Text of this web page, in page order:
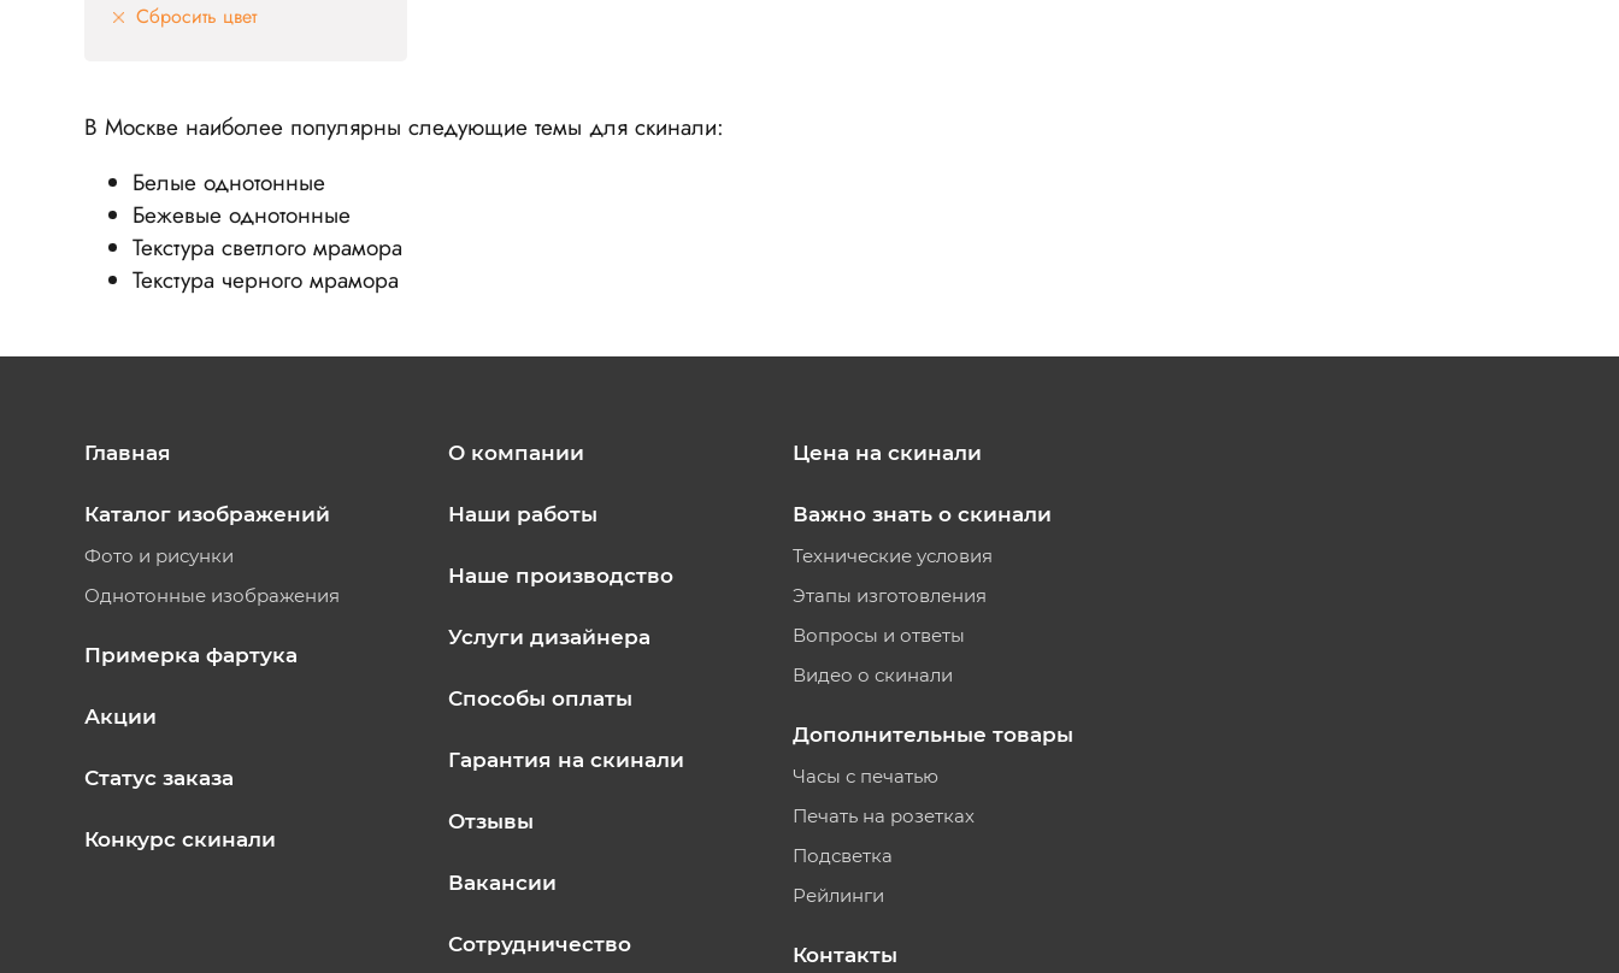
Сбросить цвет
В Москве наиболее популярны следующие темы для скинали:
Белые однотонные
Бежевые однотонные
Текстура светлого мрамора
Текстура черного мрамора
Главная
Каталог изображений
Фото и рисунки
Однотонные изображения
Примерка фартука
Акции
Статус заказа
Конкурс скинали
О компании
Наши работы
Наше производство
Услуги дизайнера
Способы оплаты
Гарантия на скинали
Отзывы
Вакансии
Сотрудничество
Цена на скинали
Важно знать о скинали
Технические условия
Этапы изготовления
Вопросы и ответы
Видео о скинали
Дополнительные товары
Часы с печатью
Печать на розетках
Подсветка
Рейлинги
Контакты